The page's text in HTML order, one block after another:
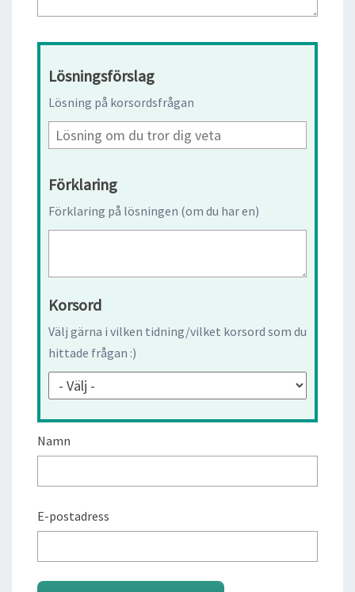
Lösningsförslag
Lösning på korsordsfrågan
Förklaring
Förklaring på lösningen (om du har en)
Korsord
Välj gärna i vilken tidning/vilket korsord som du
hittade frågan :)
Namn
E-postadress